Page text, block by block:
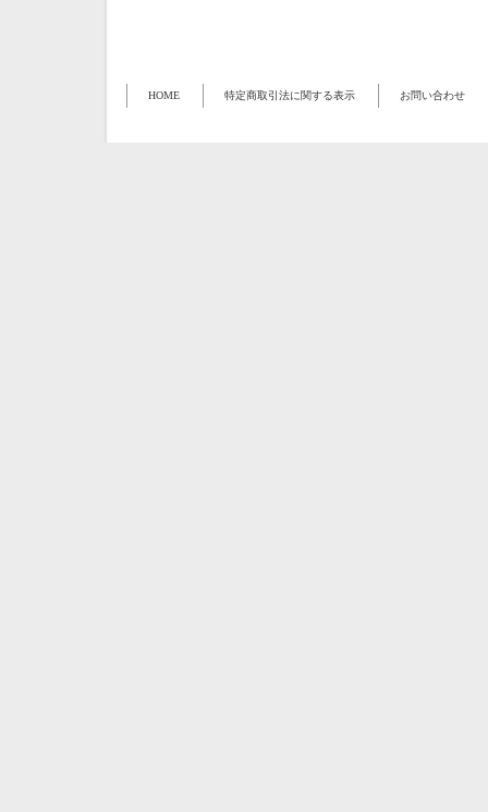
HOME 特定商取引法に関する表示 お問い合わせ